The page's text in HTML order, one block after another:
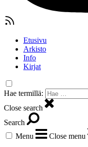
Etusivu
Arkisto
Info
Kirjat
Hae termillä:
Close search
Search
Menu
Close menu